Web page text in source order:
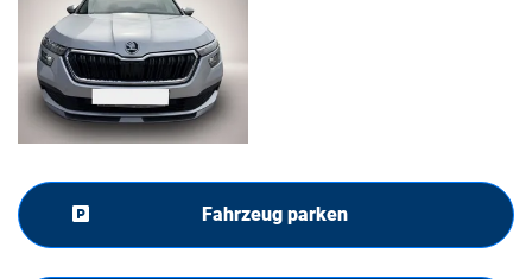
Fahrzeug parken